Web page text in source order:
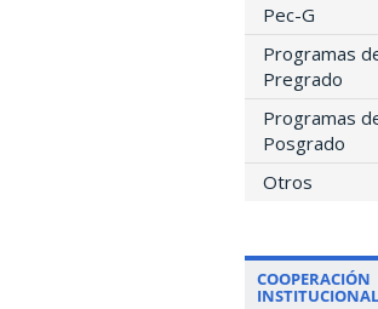
Pec-G
Programas
Pregrado
Programas
Posgrado
Otros
COOPERACIÓN
INSTITUCIONAL